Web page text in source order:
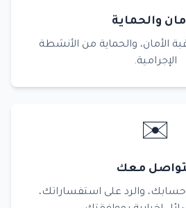
والحماية
الأمان، والحماية من الأنشطة
الإجرامية.
✉️
معك
والرد على استفساراتك،